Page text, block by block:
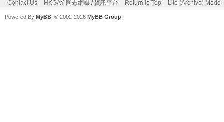
Contact Us HKGAY 同志網媒 / 資訊平台 Return to Top Lite (Archive) Mode
Powered By MyBB , © 2002-2026 MyBB Group